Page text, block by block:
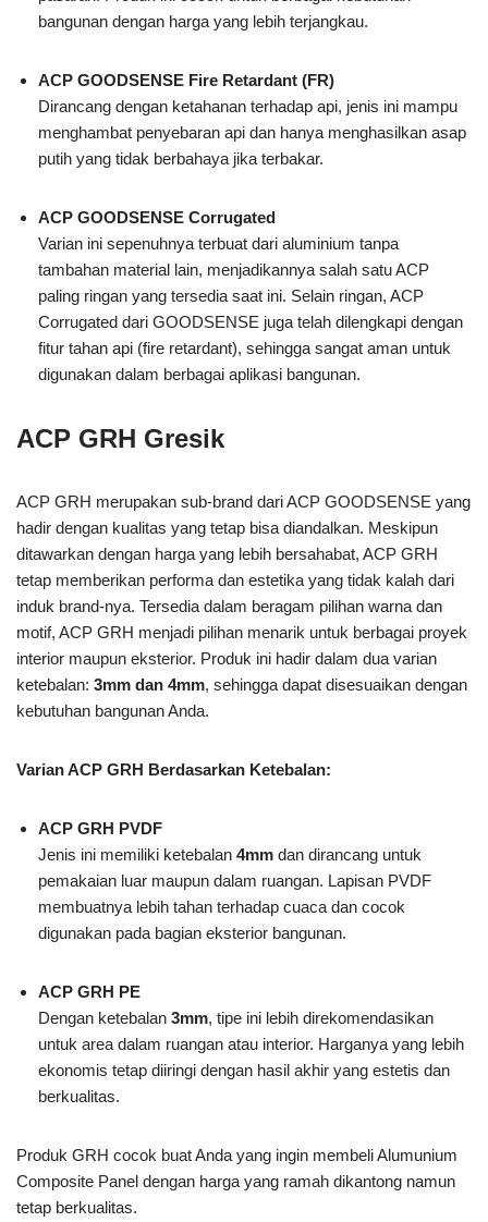
bangunan dengan harga yang lebih terjangkau.
ACP GOODSENSE Fire Retardant (FR)
Dirancang dengan ketahanan terhadap api, jenis ini mampu
menghambat penyebaran api dan hanya menghasilkan asap
putih yang tidak berbahaya jika terbakar.
ACP GOODSENSE Corrugated
Varian ini sepenuhnya terbuat dari aluminium tanpa
tambahan material lain, menjadikannya salah satu ACP
paling ringan yang tersedia saat ini. Selain ringan, ACP
Corrugated dari GOODSENSE juga telah dilengkapi dengan
fitur tahan api (fire retardant), sehingga sangat aman untuk
digunakan dalam berbagai aplikasi bangunan.
ACP GRH Gresik
ACP GRH merupakan sub-brand dari ACP GOODSENSE yang
hadir dengan kualitas yang tetap bisa diandalkan. Meskipun
ditawarkan dengan harga yang lebih bersahabat, ACP GRH
tetap memberikan performa dan estetika yang tidak kalah dari
induk brand-nya. Tersedia dalam beragam pilihan warna dan
motif, ACP GRH menjadi pilihan menarik untuk berbagai proyek
interior maupun eksterior. Produk ini hadir dalam dua varian
ketebalan: 3mm dan 4mm, sehingga dapat disesuaikan dengan
kebutuhan bangunan Anda.
Varian ACP GRH Berdasarkan Ketebalan:
ACP GRH PVDF
Jenis ini memiliki ketebalan 4mm dan dirancang untuk
pemakaian luar maupun dalam ruangan. Lapisan PVDF
membuatnya lebih tahan terhadap cuaca dan cocok
digunakan pada bagian eksterior bangunan.
ACP GRH PE
Dengan ketebalan 3mm, tipe ini lebih direkomendasikan
untuk area dalam ruangan atau interior. Harganya yang lebih
ekonomis tetap diiringi dengan hasil akhir yang estetis dan
berkualitas.
Produk GRH cocok buat Anda yang ingin membeli Alumunium
Composite Panel dengan harga yang ramah dikantong namun
tetap berkualitas.